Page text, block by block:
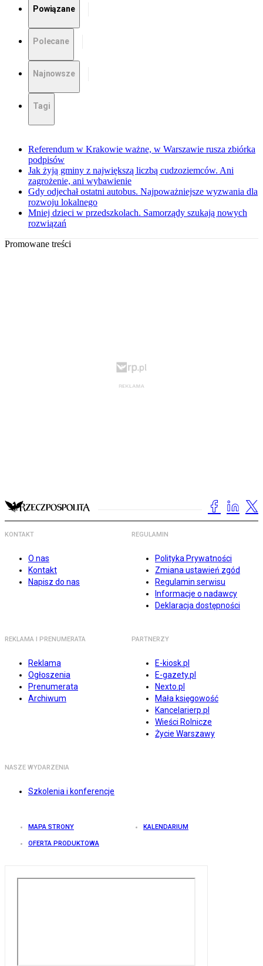
Powiązane
Polecane
Najnowsze
Tagi
Referendum w Krakowie ważne, w Warszawie rusza zbiórka
podpisów
Jak żyją gminy z największą liczbą cudzoziemców. Ani
zagrożenie, ani wybawienie
Gdy odjechał ostatni autobus. Najpoważniejsze wyzwania dla
rozwoju lokalnego
Mniej dzieci w przedszkolach. Samorządy szukają nowych
rozwiązań
Promowane treści
KONTAKT
O nas
Kontakt
Napisz do nas
REGULAMIN
Polityka Prywatności
Zmiana ustawień zgód
Regulamin serwisu
Informacje o nadawcy
Deklaracja dostępności
REKLAMA I PRENUMERATA
Reklama
Ogłoszenia
Prenumerata
Archiwum
PARTNERZY
E-kiosk.pl
E-gazety.pl
Nexto.pl
Mała księgowość
Kancelarierp.pl
Wieści Rolnicze
Życie Warszawy
NASZE WYDARZENIA
Szkolenia i konferencje
MAPA STRONY KALENDARIUM
OFERTA PRODUKTOWA